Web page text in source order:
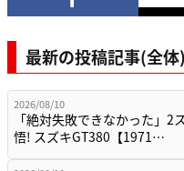
最新の投稿記事(全体)
2026/08/10
「絶対失敗できなかった」2
悟! スズキGT380【1971…